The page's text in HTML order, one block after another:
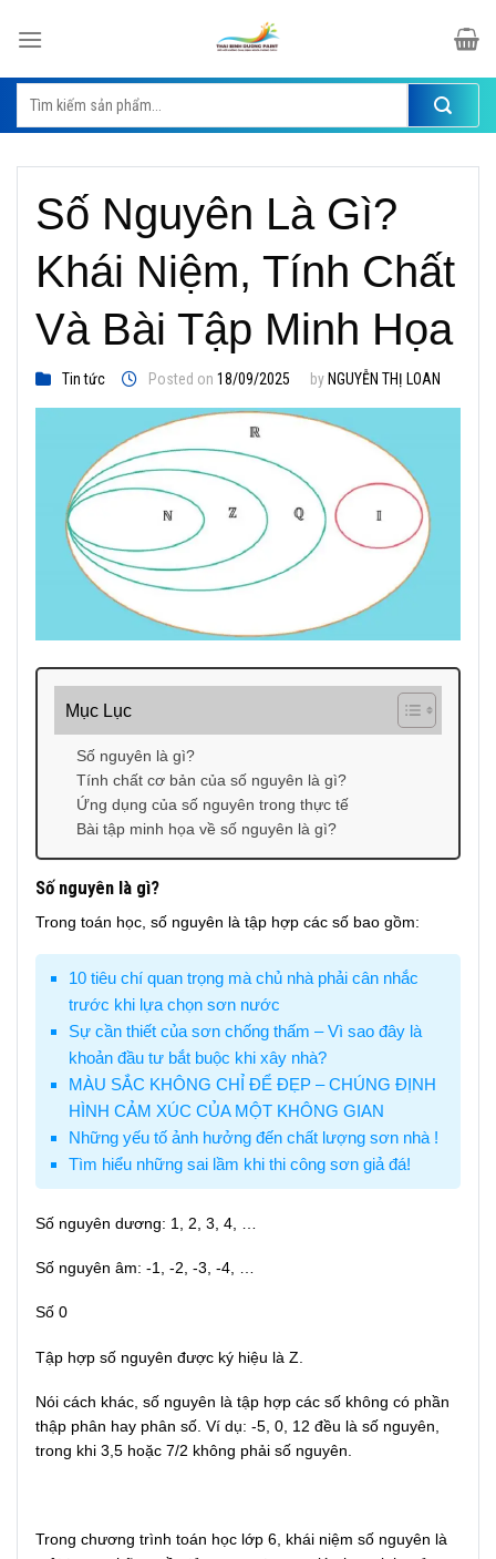
Tìm
kiếm:
Số Nguyên Là Gì?
Khái Niệm, Tính Chất
Và Bài Tập Minh Họa
Tin tức Posted on 18/09/2025 by NGUYỄN THỊ LOAN
Mục Lục
Số nguyên là gì?
Tính chất cơ bản của số nguyên là gì?
Ứng dụng của số nguyên trong thực tế
Bài tập minh họa về số nguyên là gì?
Số nguyên là gì?
Trong toán học, số nguyên là tập hợp các số bao gồm:
10 tiêu chí quan trọng mà chủ nhà phải cân nhắc
trước khi lựa chọn sơn nước
Sự cần thiết của sơn chống thấm – Vì sao đây là
khoản đầu tư bắt buộc khi xây nhà?
MÀU SẮC KHÔNG CHỈ ĐỂ ĐẸP – CHÚNG ĐỊNH
HÌNH CẢM XÚC CỦA MỘT KHÔNG GIAN
Những yếu tố ảnh hưởng đến chất lượng sơn nhà !
Tìm hiểu những sai lầm khi thi công sơn giả đá!
Số nguyên dương: 1, 2, 3, 4, …
Số nguyên âm: -1, -2, -3, -4, …
Số 0
Tập hợp số nguyên được ký hiệu là Z.
Nói cách khác, số nguyên là tập hợp các số không có phần
thập phân hay phân số. Ví dụ: -5, 0, 12 đều là số nguyên,
trong khi 3,5 hoặc 7/2 không phải số nguyên.
Trong chương trình toán học lớp 6, khái niệm số nguyên là